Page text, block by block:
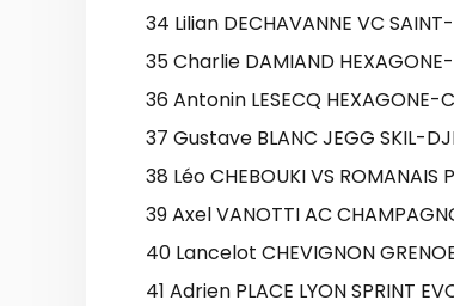
34 Lilian DECHAVANNE VC
35 Charlie DAMIAND HEXAGONE-
36 Antonin LESECQ HEXAGONE-
37 Gustave BLANC JEGG SKIL-
38 Léo CHEBOUKI VS ROMANAIS
39 Axel VANOTTI AC
40 Lancelot CHEVIGNON
41 Adrien PLACE LYON SPRINT